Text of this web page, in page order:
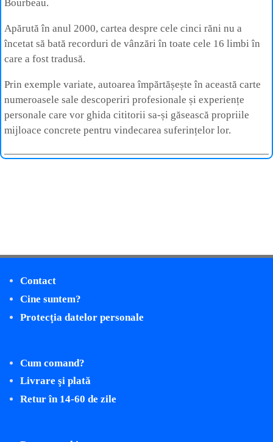
Bourbeau.
Apărută în anul 2000, cartea despre cele cinci răni nu a
încetat să bată recorduri de vânzări în toate cele 16 limbi în
care a fost tradusă.
Prin exemple variate, autoarea împărtășește în această carte
numeroasele sale descoperiri profesionale și experiențe
personale care vor ghida cititorii sa-și găsească propriile
mijloace concrete pentru vindecarea suferințelor lor.
Contact
Cine suntem?
Protecţia datelor personale
Cum comand?
Livrare şi plată
Retur în 14-60 de zile